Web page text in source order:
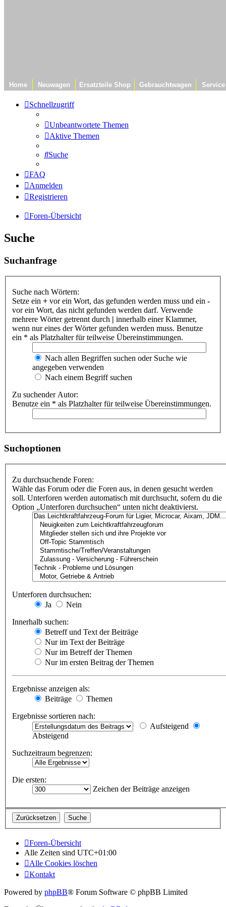
Home Neuwagen Ersatzteile Shop Gebrauchtwagen Service
Schnellzugriff
Unbeantwortete Themen
Aktive Themen
Suche
FAQ
Anmelden
Registrieren
Foren-Übersicht
Suche
Suchanfrage
Suche nach Wörtern:
Setze ein + vor ein Wort, das gefunden werden muss und ein -
vor ein Wort, das nicht gefunden werden darf. Verwende
mehrere Wörter getrennt durch | innerhalb einer Klammer,
wenn nur eines der Wörter gefunden werden muss. Benutze
ein * als Platzhalter für teilweise Übereinstimmungen.
Nach allen Begriffen suchen oder Suche wie
angegeben verwenden
Nach einem Begriff suchen
Zu suchender Autor:
Benutze ein * als Platzhalter für teilweise Übereinstimmungen.
Suchoptionen
Zu durchsuchende Foren:
Wähle das Forum oder die Foren aus, in denen gesucht werden
soll. Unterforen werden automatisch mit durchsucht, sofern du die
Option „Unterforen durchsuchen“ unten nicht deaktivierst.
Unterforen durchsuchen:
Ja
Nein
Innerhalb suchen:
Betreff und Text der Beiträge
Nur im Text der Beiträge
Nur im Betreff der Themen
Nur im ersten Beitrag der Themen
Ergebnisse anzeigen als:
Beiträge
Themen
Ergebnisse sortieren nach:
Aufsteigend
Absteigend
Suchzeitraum begrenzen:
Die ersten:
Zeichen der Beiträge anzeigen
Foren-Übersicht
Alle Zeiten sind UTC+01:00
Alle Cookies löschen
Kontakt
Powered by phpBB® Forum Software © phpBB Limited